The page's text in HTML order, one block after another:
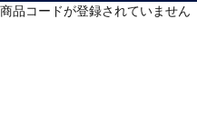
商品コードが登録されていません